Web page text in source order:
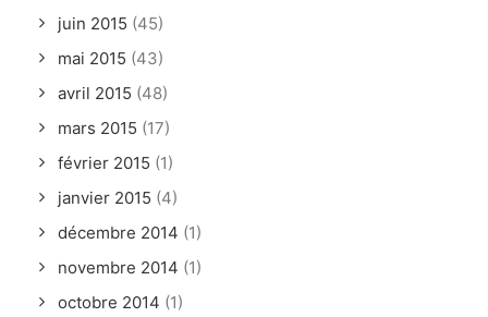
juin 2015 (45)
mai 2015 (43)
avril 2015 (48)
mars 2015 (17)
février 2015 (1)
janvier 2015 (4)
décembre 2014 (1)
novembre 2014 (1)
octobre 2014 (1)